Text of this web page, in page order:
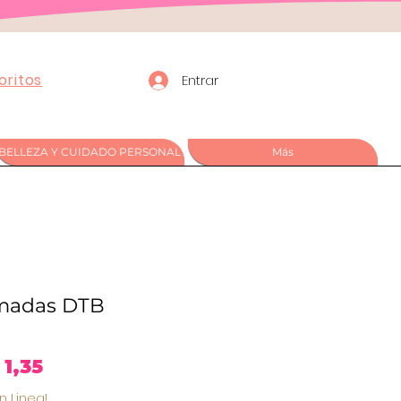
Entrar
BELLEZA Y CUIDADO PERSONAL Más
DTB
Precio